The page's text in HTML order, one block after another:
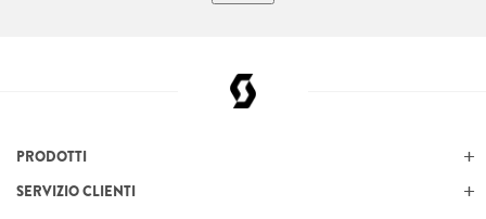
PRODOTTI
SERVIZIO CLIENTI